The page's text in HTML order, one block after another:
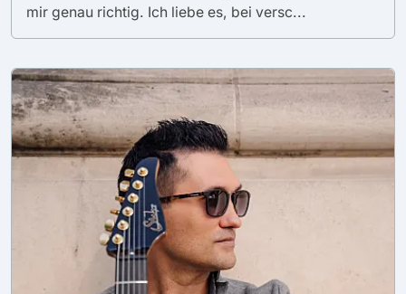
mir genau richtig. Ich liebe es, bei versc...